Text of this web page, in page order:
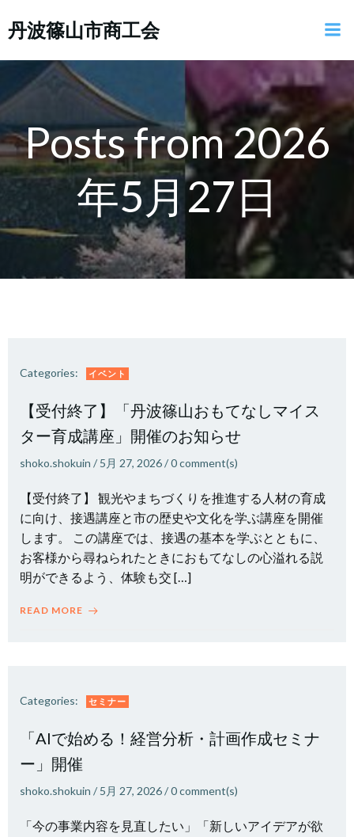
ン
へ
ス
キ
ッ
プ
丹波篠山市商工会
Posts from 2026
年5月27日
Categories: イベント
【受付終了】「丹波篠山おもてなしマイス
ター育成講座」開催のお知らせ
shoko.shokuin / 5月 27, 2026/0comment(s)
【受付終了】 観光やまちづくりを推進する人材の育成
に向け、接遇講座と市の歴史や文化を学ぶ講座を開催
します。 この講座では、接遇の基本を学ぶとともに、
お客様から尋ねられたときにおもてなしの心溢れる説
明ができるよう、体験も交 […]
READ MORE
Categories: セミナー
「AIで始める！経営分析・計画作成セミナ
ー」開催
shoko.shokuin / 5月 27, 2026/0comment(s)
「今の事業内容を見直したい」「新しいアイデアが欲